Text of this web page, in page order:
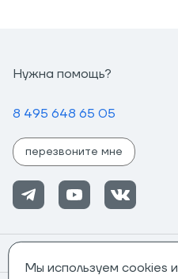
Нужна помощь?
8 495 648 65 05
перезвоните мне
Мы используем cookies и